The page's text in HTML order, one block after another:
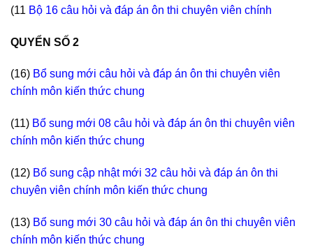
(11 Bộ 16 câu hỏi và đáp án ôn thi chuyên viên chính
QUYỂN SỐ 2
(16) Bổ sung mới câu hỏi và đáp án ôn thi chuyên viên
chính môn kiến thức chung
(11) Bổ sung mới 08 câu hỏi và đáp án ôn thi chuyên viên
chính môn kiến thức chung
(12) Bổ sung cập nhật mới 32 câu hỏi và đáp án ôn thi
chuyên viên chính môn kiến thức chung
(13) Bổ sung mới 30 câu hỏi và đáp án ôn thi chuyên viên
chính môn kiến thức chung